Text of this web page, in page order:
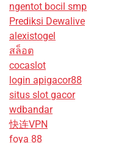
ngentot bocil smp
Prediksi Dewalive
alexistogel
สล็อต
cocaslot
login apigacor88
situs slot gacor
wdbandar
快连VPN
foya 88